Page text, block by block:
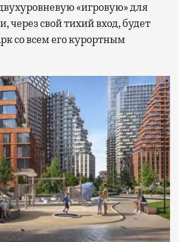
«игровую» для
через свой тихий вход, будет
со всем его курортным